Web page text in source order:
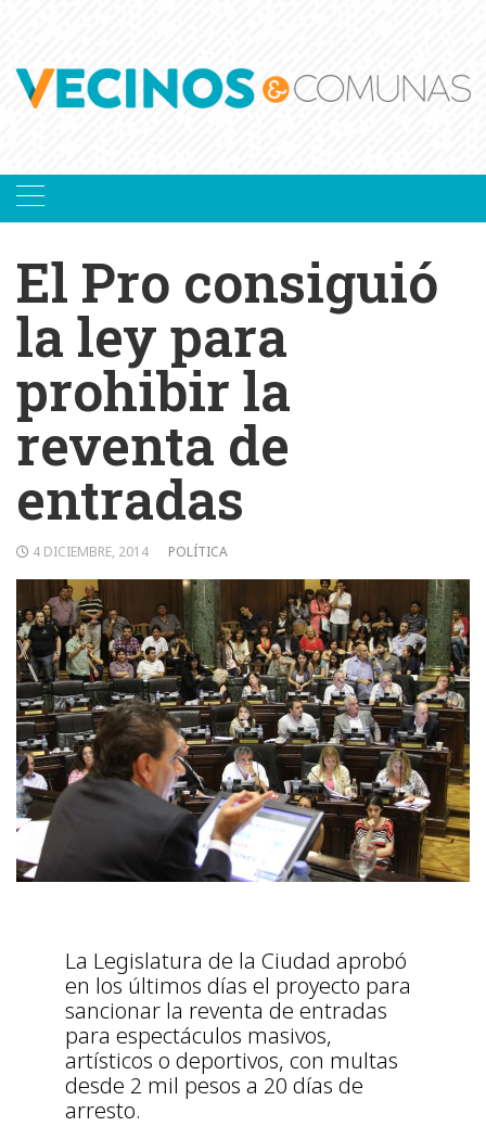
El Pro consiguió
la ley para
prohibir la
reventa de
entradas
4 DICIEMBRE, 2014 POLÍTICA
La Legislatura de la Ciudad aprobó
en los últimos días el proyecto para
sancionar la reventa de entradas
para espectáculos masivos,
artísticos o deportivos, con multas
desde 2 mil pesos a 20 días de
arresto.